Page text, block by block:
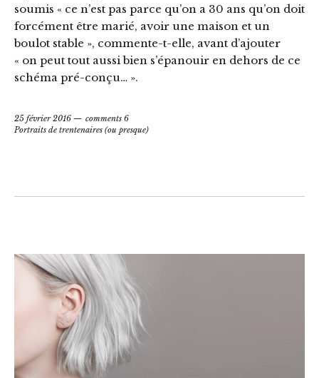
soumis « ce n’est pas parce qu’on a 30 ans qu’on doit
forcément être marié, avoir une maison et un
boulot stable », commente-t-elle, avant d’ajouter
« on peut tout aussi bien s’épanouir en dehors de ce
schéma pré-conçu… ».
25 février 2016
comments 6
Portraits de trentenaires (ou presque)